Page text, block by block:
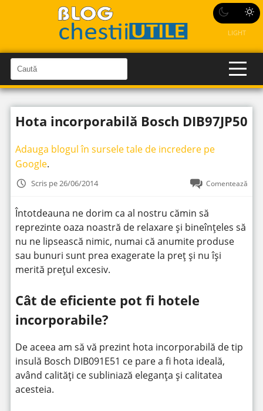
LIGHT
a
u
t
n
e
C
a
u
î
n
t
Hota incorporabilă Bosch DIB97JP50
Adauga blogul în sursele tale de incredere pe
Google.
Scris pe 26/06/2014 Comentează
Întotdeauna ne dorim ca al nostru cămin să
reprezinte oaza noastră de relaxare și bineînțeles să
nu ne lipsească nimic, numai că anumite produse
sau bunuri sunt prea exagerate la preț și nu își
merită prețul excesiv.
Cât de eficiente pot fi hotele
incorporabile?
De aceea am să vă prezint hota incorporabilă de tip
insulă Bosch DIB091E51 ce pare a fi hota ideală,
având calități ce subliniază eleganța și calitatea
acesteia.